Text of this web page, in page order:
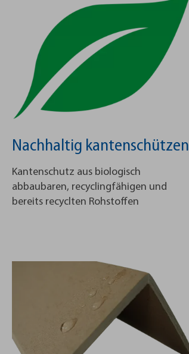
Nachhaltig kantenschützen
Kantenschutz aus biologisch
abbaubaren, recyclingfähigen und
bereits recyclten Rohstoffen